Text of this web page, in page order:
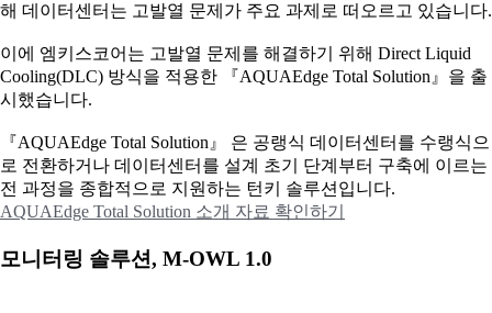
해 데이터센터는 고발열 문제가 주요 과제로 떠오르고 있습니다.
이에 엠키스코어는 고발열 문제를 해결하기 위해 Direct Liquid
Cooling(DLC) 방식을 적용한 『AQUAEdge Total Solution』을 출
시했습니다.
『AQUAEdge Total Solution』 은 공랭식 데이터센터를 수랭식으
로 전환하거나 데이터센터를 설계 초기 단계부터 구축에 이르는
전 과정을 종합적으로 지원하는 턴키 솔루션입니다.
AQUAEdge Total Solution 소개 자료 확인하기
모니터링 솔루션, M-OWL 1.0